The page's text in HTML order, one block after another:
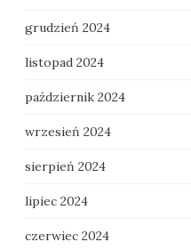
grudzień 2024
listopad 2024
październik 2024
wrzesień 2024
sierpień 2024
lipiec 2024
czerwiec 2024